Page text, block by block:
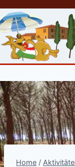
Skip
to
content
Home /